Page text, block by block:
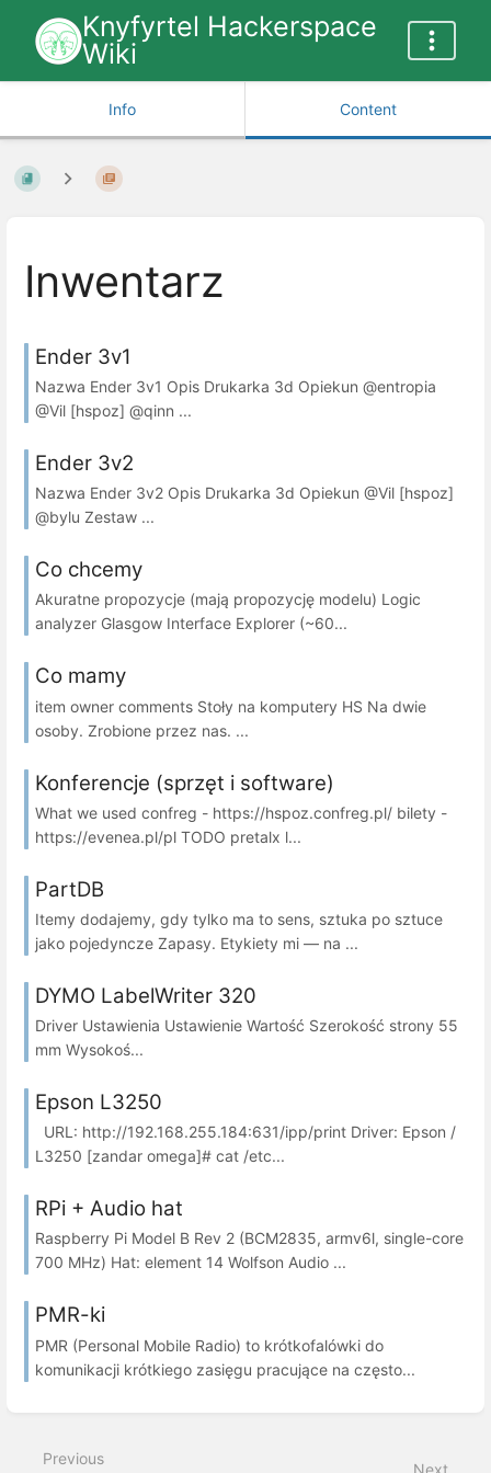
Knyfyrtel Hackerspace
Wiki
Info Content
Inwentarz
Ender 3v1
Nazwa Ender 3v1 Opis Drukarka 3d Opiekun @entropia
@Vil [hspoz] @qinn ...
Ender 3v2
Nazwa Ender 3v2 Opis Drukarka 3d Opiekun @Vil [hspoz]
@bylu Zestaw ...
Co chcemy
Akuratne propozycje (mają propozycję modelu) Logic
analyzer Glasgow Interface Explorer (~60...
Co mamy
item owner comments Stoły na komputery HS Na dwie
osoby. Zrobione przez nas. ...
Konferencje (sprzęt i software)
What we used confreg - https://hspoz.confreg.pl/ bilety -
https://evenea.pl/pl TODO pretalx l...
PartDB
Itemy dodajemy, gdy tylko ma to sens, sztuka po sztuce
jako pojedyncze Zapasy. Etykiety mi — na ...
DYMO LabelWriter 320
Driver Ustawienia Ustawienie Wartość Szerokość strony 55
mm Wysokoś...
Epson L3250
URL: http://192.168.255.184:631/ipp/print Driver: Epson /
L3250 [zandar omega]# cat /etc...
RPi + Audio hat
Raspberry Pi Model B Rev 2 (BCM2835, armv6l, single-core
700 MHz) Hat: element 14 Wolfson Audio ...
PMR-ki
PMR (Personal Mobile Radio) to krótkofalówki do
komunikacji krótkiego zasięgu pracujące na często...
Previous
Next